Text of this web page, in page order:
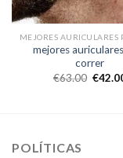
mejores
correr
€63.00 €
POLÍTICAS